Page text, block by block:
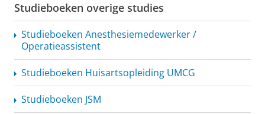
Studieboeken overige studies
Studieboeken Anesthesiemedewerker/
Operatieassistent
Studieboeken Huisartsopleiding UMCG
Studieboeken JSM